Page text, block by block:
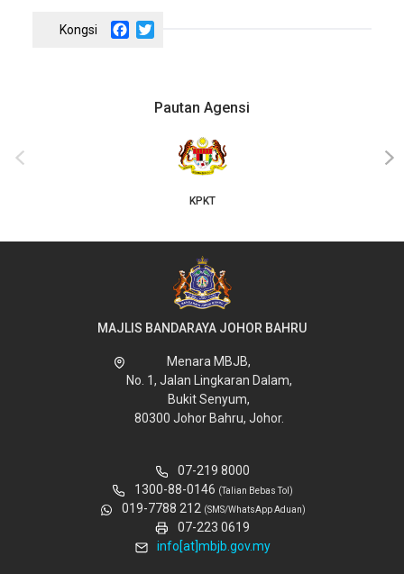
Facebook
Pautan Agensi
‹ ›
MAJLIS BANDARAYA JOHOR BAHRU
Menara MBJB,
No. 1, Jalan Lingkaran Dalam,
Bukit Senyum,
80300 Johor Bahru, Johor.
07-219 8000
1300-88-0146 (Talian Bebas Tol)
019-7788 212 (SMS/WhatsApp Aduan)
07-223 0619
info[at]mbjb.gov.my